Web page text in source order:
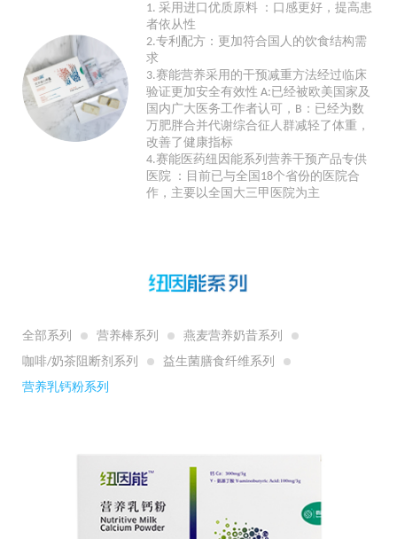
1. 采用进口优质原料 ：口感更好，提高患
者依从性
2.专利配方：更加符合国人的饮食结构需
求
3.赛能营养采用的干预减重方法经过临床
验证更加安全有效性 A:已经被欧美国家及
国内广大医务工作者认可，B：已经为数
万肥胖合并代谢综合征人群减轻了体重，
改善了健康指标
4.赛能医药纽因能系列营养干预产品专供
医院 ：目前已与全国18个省份的医院合
作，主要以全国大三甲医院为主
全部系列 营养棒系列
燕麦营养奶昔系列
咖啡/奶茶阻断剂系列
益生菌膳食纤维系列
营养乳钙粉系列